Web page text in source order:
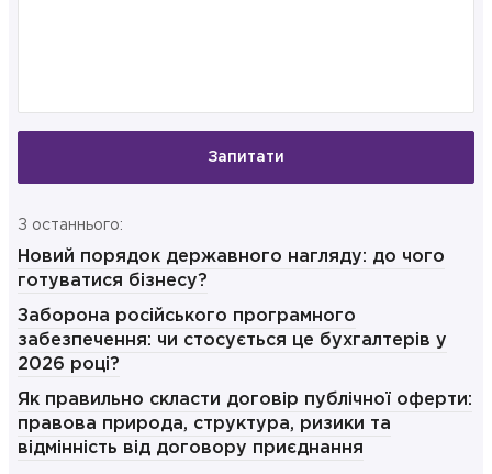
Запитати
З останнього:
Новий порядок державного нагляду: до чого
готуватися бізнесу?
Заборона російського програмного
забезпечення: чи стосується це бухгалтерів у
2026 році?
Як правильно скласти договір публічної оферти:
правова природа, структура, ризики та
відмінність від договору приєднання